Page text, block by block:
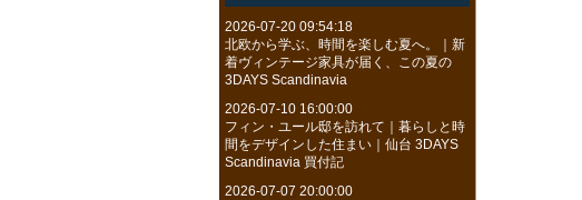
2026-07-20 09:54:18
北欧から学ぶ、時間を楽しむ夏へ。｜新
着ヴィンテージ家具が届く、この夏の
3DAYS Scandinavia
2026-07-10 16:00:00
フィン・ユール邸を訪れて｜暮らしと時
間をデザインした住まい｜仙台 3DAYS
Scandinavia 買付記
2026-07-07 20:00:00